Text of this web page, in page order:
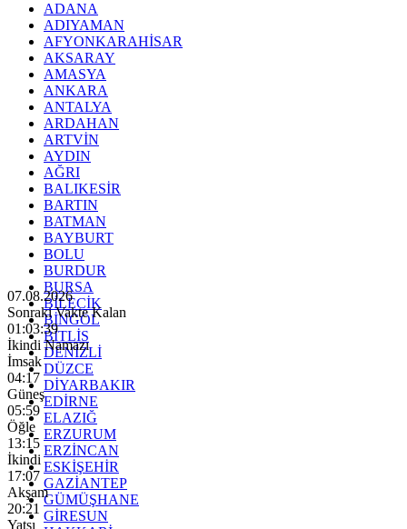
ADANA
ADIYAMAN
AFYONKARAHİSAR
AKSARAY
AMASYA
ANKARA
ANTALYA
ARDAHAN
ARTVİN
AYDIN
AĞRI
BALIKESİR
BARTIN
BATMAN
BAYBURT
BOLU
BURDUR
BURSA
BİLECİK
BİNGÖL
BİTLİS
DENİZLİ
DÜZCE
DİYARBAKIR
EDİRNE
ELAZIĞ
ERZURUM
ERZİNCAN
ESKİŞEHİR
GAZİANTEP
GÜMÜŞHANE
GİRESUN
07.08.2026
Sonraki Vakte Kalan
01:03:37
İkindi Namazı
İmsak
04:17
Güneş
05:59
Öğle
13:15
İkindi
17:07
Akşam
20:21
Yatsı